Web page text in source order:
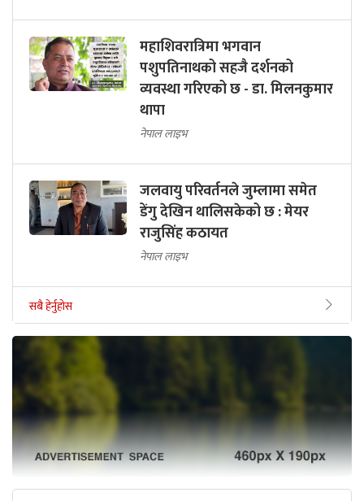
महाशिवरात्रिमा भगवान
पशुपतिनाथको सहजै दर्शनको
व्यवस्था गरिएको छ - डा. मिलनकुमार
थापा
नेपाल लाइभ
जलवायु परिवर्तनले जुम्लामा समेत
डेंगु देखिन थालिसकेको छ : मेयर
राजुसिंह कठायत
नेपाल लाइभ
सबै हेर्नुहोस